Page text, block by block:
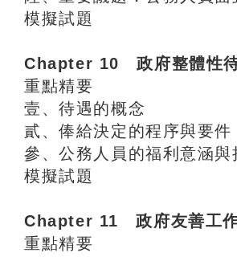
模擬試題
Chapter 10 政府整體性
重點精要
壹、待遇的概念
貳、俸給決定的程序與要件
參、公務人員的福利意涵與
模擬試題
Chapter 11 政府友善工
重點精要